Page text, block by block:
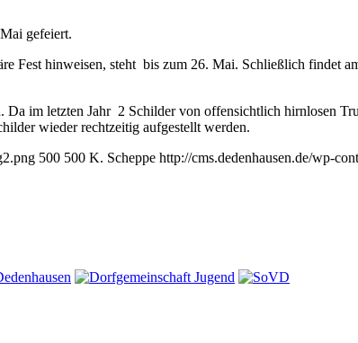
gefeiert.
Fest hinweisen, steht bis zum 26. Mai. Schließlich findet
im letzten Jahr 2 Schilder von offensichtlich hirnlosen
wieder rechtzeitig aufgestellt werden.
500 500 K. Scheppe http://cms.dedenhausen.de/wp-